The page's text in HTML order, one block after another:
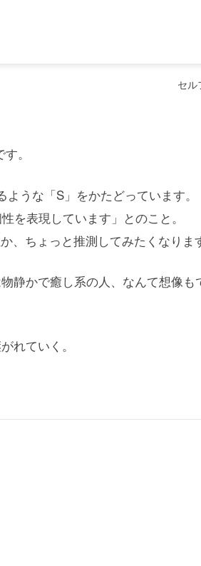
セル
。
うな「S」をかたどっています。
を表現しています」とのこと。
、ちょっと推測してみたくなりま
静かで癒し系の人、なんて想像も
れていく。